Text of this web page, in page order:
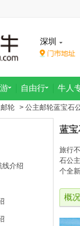
深圳
自由行 牛人
轮 > 公主邮轮蓝宝石
线介绍
蓝
旅行
石公
个全
概况